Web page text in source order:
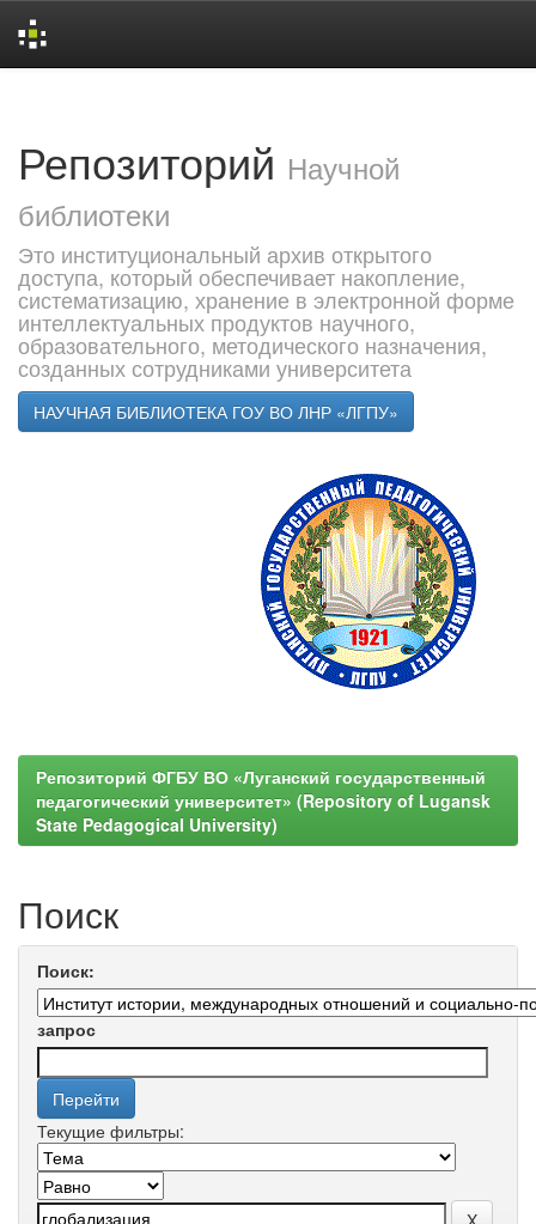
Репозиторий Научной
библиотеки
Это институциональный архив открытого
доступа, который обеспечивает накопление,
систематизацию, хранение в электронной форме
интеллектуальных продуктов научного,
образовательного, методического назначения,
созданных сотрудниками университета
НАУЧНАЯ БИБЛИОТЕКА ГОУ ВО ЛНР «ЛГПУ»
Репозиторий ФГБУ ВО «Луганский государственный
педагогический университет» (Repository of Lugansk
State Pedagogical University)
Поиск
Поиск:
запрос
Текущие фильтры: